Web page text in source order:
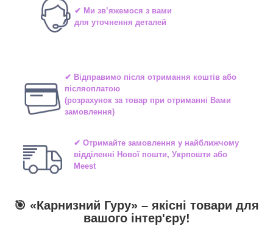
✔ Ми зв’яжемося з вами
для уточнення деталей
✔ Відправимо після отримання коштів або
післяоплатою
(розрахунок за товар при отриманні Вами
замовлення)
✔ Отримайте замовлення у найближчому
відділенні Нової пошти, Укрпошти або
Meest
🎯 «Карнизний Гуру» – якісні товари для
вашого інтер'єру!